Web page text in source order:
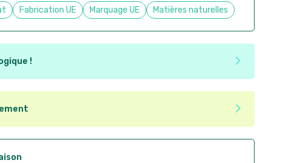
Fabrication UE Marquage UE Matières naturelles
!
il a été fabriqué à partir de matériaux recyclés ou
peuvent plus facilement obtenir une seconde vie après
de fabrication du produit n'entre pas dans les critères d'éco-
de règlement, vous pouvez passer commande en ligne sur
paiement sécurisé par carte bancaire